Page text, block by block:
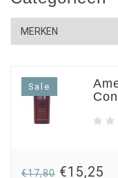
Sale
€17,80 €15,25